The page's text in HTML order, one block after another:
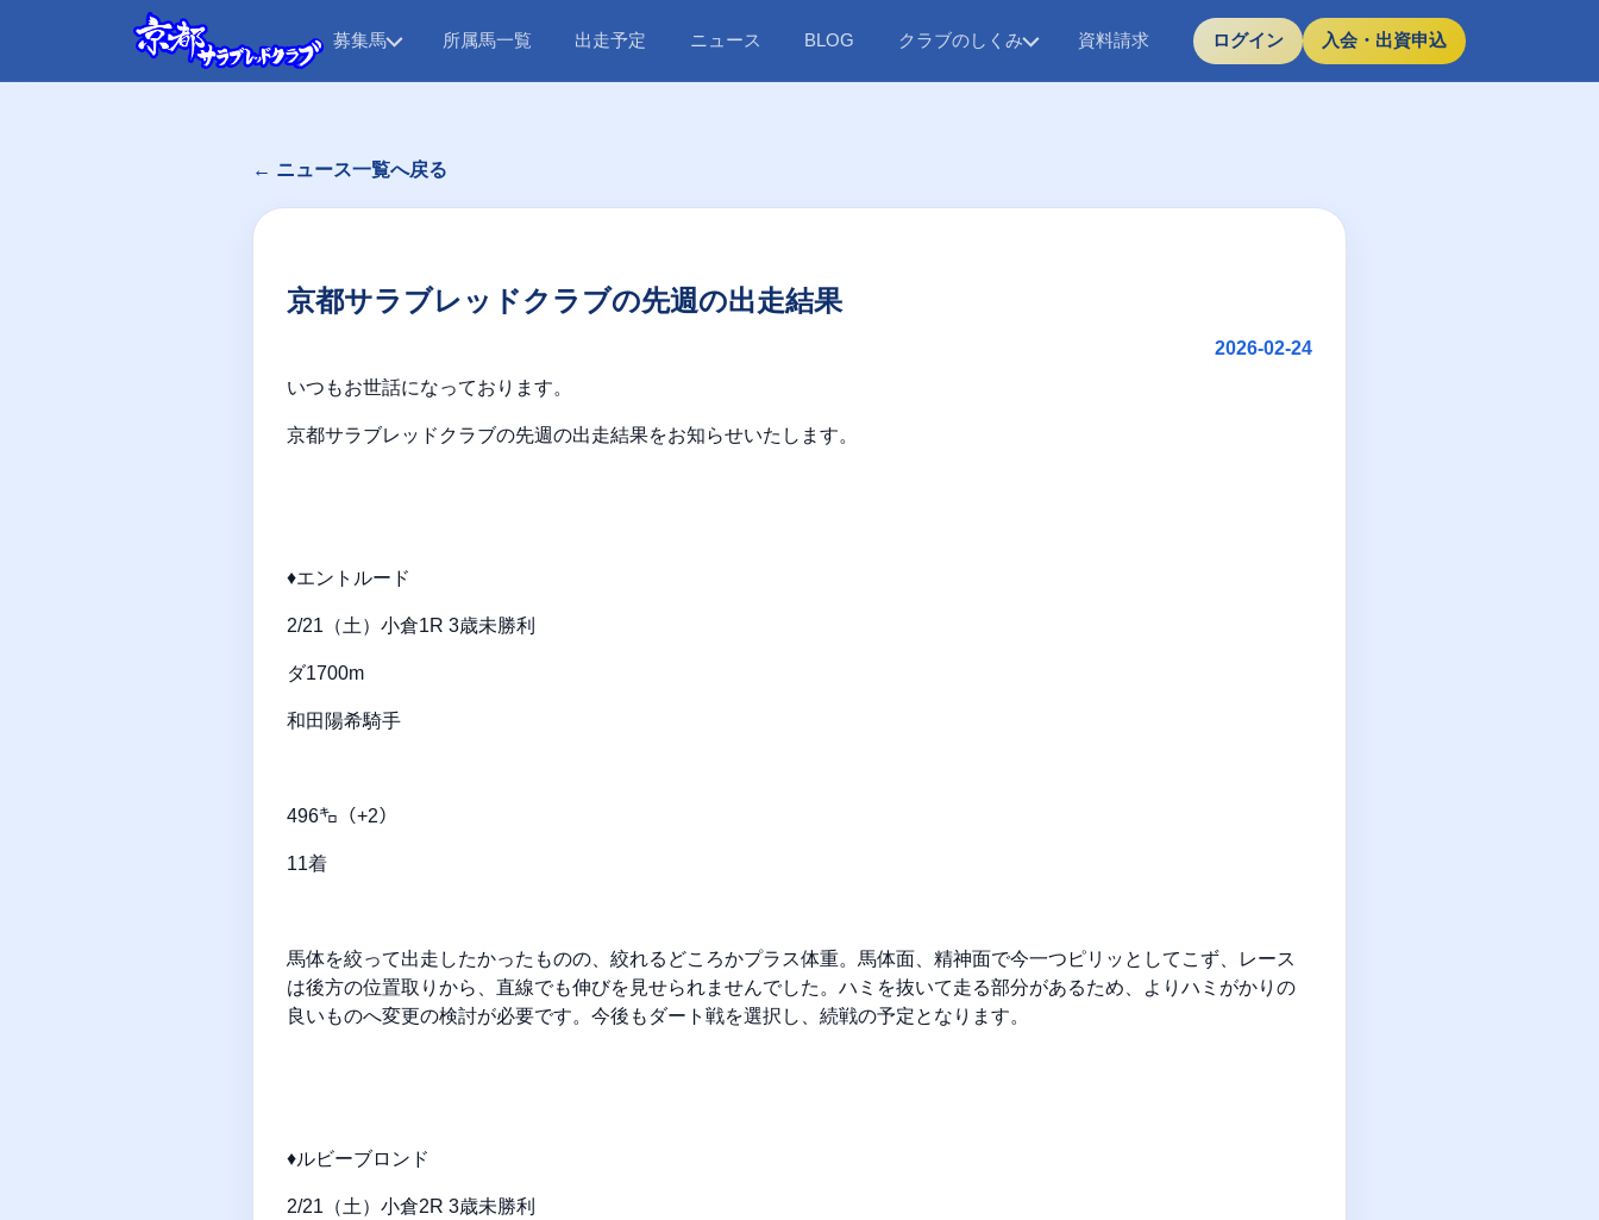
募集馬 所属馬一覧 出走予定 ニュース BLOG クラブのしくみ 資料請求 ログイン 入会・出資申込
← ニュース一覧へ戻る
京都サラブレッドクラブの先週の出走結果
2026-02-24
いつもお世話になっております。
京都サラブレッドクラブの先週の出走結果をお知らせいたします。
♦エントルード
2/21（土）小倉1R 3歳未勝利
ダ1700m
和田陽希騎手
496㌔（+2）
11着
馬体を絞って出走したかったものの、絞れるどころかプラス体重。馬体面、精神面で今一つピリッとしてこず、レース
は後方の位置取りから、直線でも伸びを見せられませんでした。ハミを抜いて走る部分があるため、よりハミがかりの
良いものへ変更の検討が必要です。今後もダート戦を選択し、続戦の予定となります。
♦ルビーブロンド
2/21（土）小倉2R 3歳未勝利